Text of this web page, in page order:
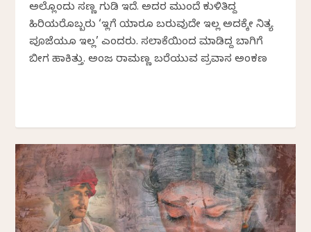
ಅಲ್ಲೊಂದು ಸಣ್ಣ ಗುಡಿ ಇದೆ. ಅದರ ಮುಂದೆ ಕುಳಿತಿದ್ದ
ಹಿರಿಯರೊಬ್ಬರು ‘ಇಲ್ಲಿಗೆ ಯಾರೂ ಬರುವುದೇ ಇಲ್ಲ ಅದಕ್ಕೇ ನಿತ್ಯ
ಪೂಜೆಯೂ ಇಲ್ಲ’ ಎಂದರು. ಸಲಾಕೆಯಿಂದ ಮಾಡಿದ್ದ ಬಾಗಿಲಿಗೆ
ಬೀಗ ಹಾಕಿತ್ತು. ಅಂಜಲಿ ರಾಮಣ್ಣ ಬರೆಯುವ ಪ್ರವಾಸ ಅಂಕಣ